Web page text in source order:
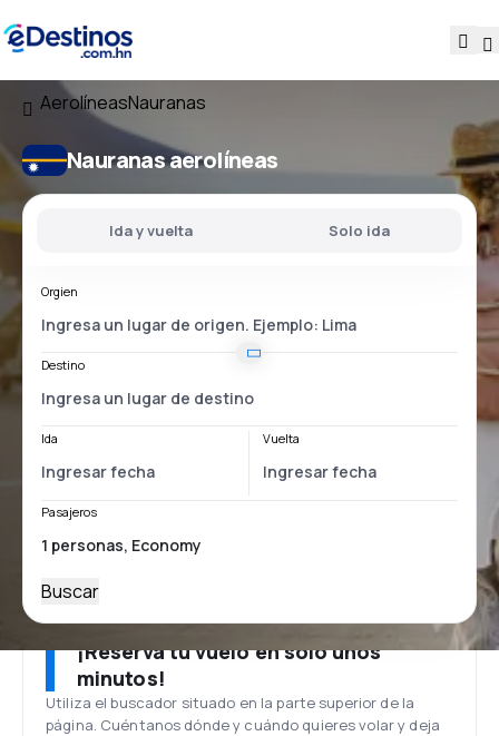
AerolíneasNauranas
Nauranas aerolíneas
Ida y vuelta Solo ida
Orgien
Destino
Ida Vuelta
Pasajeros
Buscar
¡Reserva tu vuelo en solo unos
minutos!
Utiliza el buscador situado en la parte superior de la
página. Cuéntanos dónde y cuándo quieres volar y deja